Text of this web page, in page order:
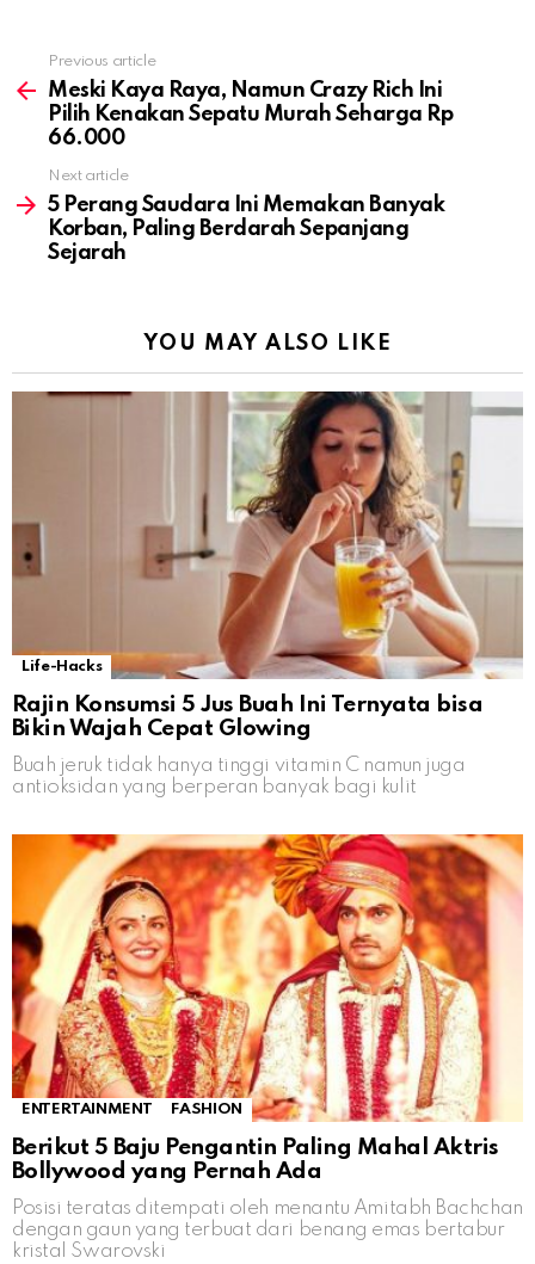
more
Previous article
Meski Kaya Raya, Namun Crazy Rich Ini
Pilih Kenakan Sepatu Murah Seharga Rp
66.000
Next article
5 Perang Saudara Ini Memakan Banyak
Korban, Paling Berdarah Sepanjang
Sejarah
YOU MAY ALSO LIKE
Life-Hacks
Rajin Konsumsi 5 Jus Buah Ini Ternyata bisa
Bikin Wajah Cepat Glowing
Buah jeruk tidak hanya tinggi vitamin C namun juga
antioksidan yang berperan banyak bagi kulit
ENTERTAINMENT FASHION
Berikut 5 Baju Pengantin Paling Mahal Aktris
Bollywood yang Pernah Ada
Posisi teratas ditempati oleh menantu Amitabh Bachchan
dengan gaun yang terbuat dari benang emas bertabur
kristal Swarovski